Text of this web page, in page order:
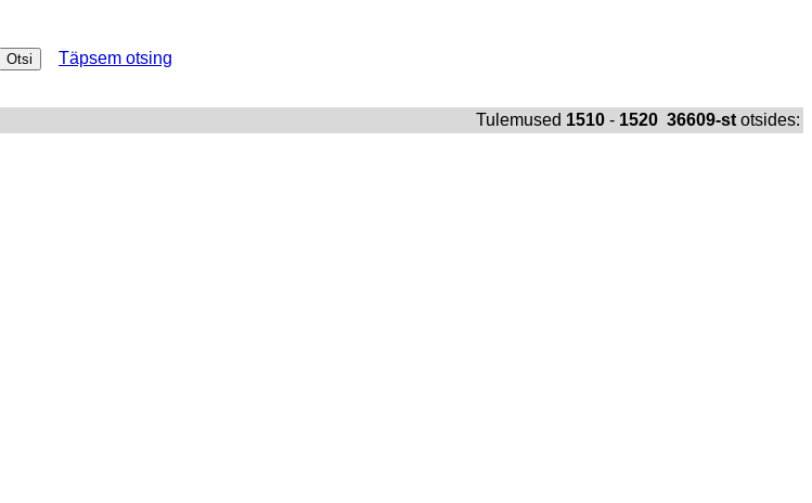
Täpsem otsing
Tulemused 1510 - 1520 36609-st otsides: